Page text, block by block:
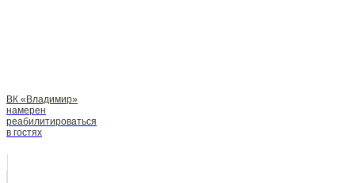
ВК «Владимир»
намерен
реабилитироваться
в гостях